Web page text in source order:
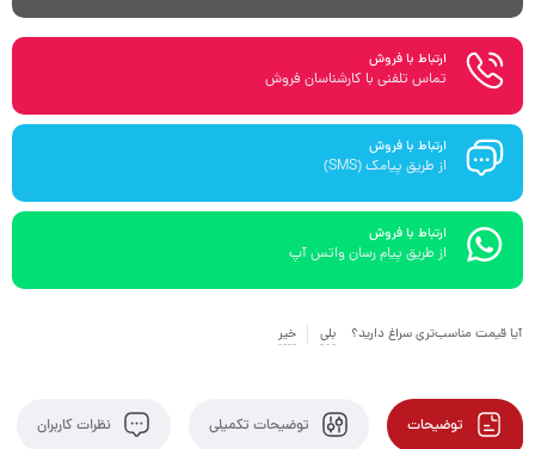
ارتباط با فروش
تماس تلفنی با کارشناسان فروش
ارتباط با فروش
از طریق پیامک (SMS)
ارتباط با فروش
از طریق پیام رسان واتس آپ
آیا قیمت مناسب‌تری سراغ دارید؟ بلی خیر
توضیحات توضیحات تکمیلی نظرات کاربران